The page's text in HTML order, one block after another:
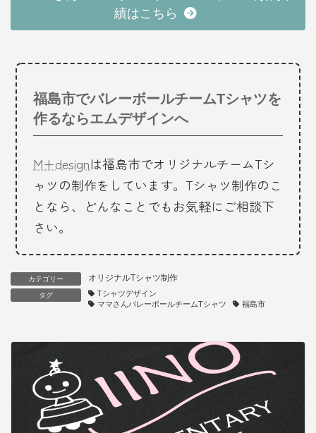
績はこちら
福島市でバレーボールチームTシャツを
作るならエムデザインへ
M+designは福島市でオリジナルチームTシ
ャツの制作をしています。Tシャツ制作のこ
となら、どんなことでもお気軽にご相談下
さい。
カテゴリー オリジナルTシャツ制作
タグ
Tシャツデザイン
ママさんバレーボールチームTシャツ
福島市